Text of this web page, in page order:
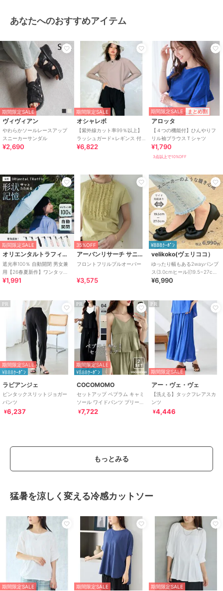
原産国 中国
あなたへのおすすめアイテム
期間限定SALE
ヴィヴィアン
やわらかソールレースアップ
スニーカーサンダル
¥2,690
期間限定SALE
オシャレボ
【紫外線カット率99％以上】
ラッシュガード×レギンス 付
き タンキニ
¥6,822
期間限定SALE まとめ割
アロッタ
【４つの機能付】ひんやりフ
リル袖ブラウスＴシャツ
¥1,790
3点以上で10%OFF
期間限定SALE
オリエンタルトラフィック
遮光率100％ 自動開閉 男女兼
用【26春夏新作】ワンタッチ
晴雨兼用 折りたたみ傘 /G-
¥1,991
35%OFF
アーバンリサーチ サニーレーベル
フロントフリルプルオーバー
¥3,575
¥888ｸｰﾎﾟﾝ
velikoko(ヴェリココ）
ゆったり幅もある2wayパンプ
ス(3.0cmヒール)[19.5~27cm]
ラクチンきれいシューズ
¥6,990
PR
期間限定SALE
¥888ｸｰﾎﾟﾝ
ラビアンジェ
ピンタックスリットジョガー
パンツ
¥6,237
PR
期間限定SALE
¥888ｸｰﾎﾟﾝ
COCOMOMO
セットアップ ペプラム キャミ
ソール ワイドパンツ プリーツ
トップス ビスチェ パンツ レデ
¥7,722
PR
期間限定SALE
アー・ヴェ・ヴェ
【洗える】タックフレアスカ
ンツ
¥4,446
もっとみる
猛暑を涼しく変える冷感カットソー
期間限定SALE 期間限定SALE 期間限定SALE